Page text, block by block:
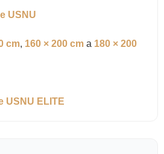
USNU
cm, 160 × 200 cm a 180 × 200
USNU ELITE